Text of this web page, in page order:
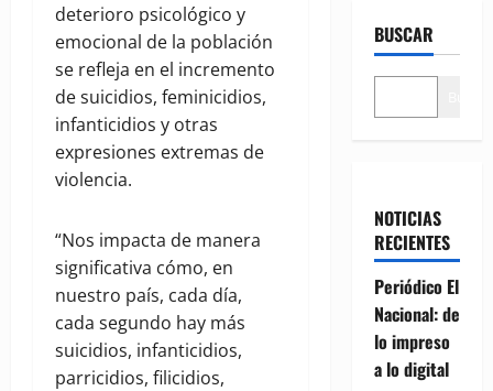
deterioro psicológico y
emocional de la población
se refleja en el incremento
de suicidios, feminicidios,
infanticidios y otras
expresiones extremas de
violencia.
“Nos impacta de manera
significativa cómo, en
nuestro país, cada día,
cada segundo hay más
suicidios, infanticidios,
parricidios, filicidios,
BUSCAR
NOTICIAS
RECIENTES
Periódico El
Nacional: de
lo impreso
a lo digital